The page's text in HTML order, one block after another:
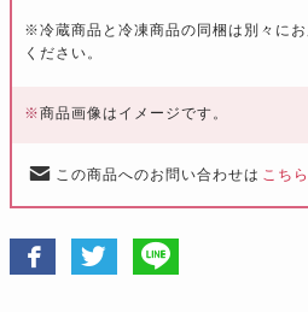
※冷蔵商品と冷凍商品の同梱は別々に
ください。
※商品画像はイメージです。
この商品へのお問い合わせは こち